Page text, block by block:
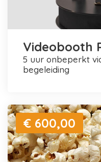
Videobooth
5 uur onbeperkt video's maken + personele
begeleiding
€ 600,00